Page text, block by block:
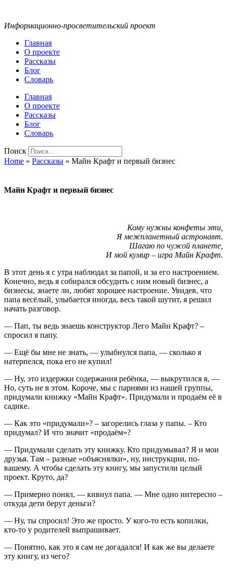
Информационно-просветительский проект
Главная
О проекте
Рассказы
Блог
Словарь
Главная
О проекте
Рассказы
Блог
Словарь
Поиск
Home » Рассказы » Майн Крафт и первый бизнес
Майн Крафт и первый бизнес
Кому нужны конфеты эти,
Я межпланетный астронавт.
Шагаю по чужой планете,
И мой кумир – игра Майн Крафт.
В этот день я с утра наблюдал за папой, и за его настроением.
Конечно, ведь я собирался обсудить с ним новый бизнес, а
бизнесы, знаете ли, любят хорошее настроение. Увидев, что
папа весёлый, улыбается иногда, весь такой шутит, я решил
начать разговор.
— Пап, ты ведь знаешь конструктор Лего Майн Крафт? –
спросил я папу.
— Ещё бы мне не знать, — улыбнулся папа, — сколько я
натерпелся, пока его не купил!
— Ну, это издержки содержания ребёнка, — выкрутился я, —
Но, суть не в этом. Короче, мы с парнями из нашей группы,
придумали книжку «Майн Крафт». Придумали и продаём её в
садике.
— Как это «придумали»? – загорелись глаза у папы. – Кто
придумал? И что значит «продаём»?
— Придумали сделать эту книжку. Кто придумывал? Я и мои
друзья. Там – разные «объяснялки», ну, инструкции, по-
вашему. А чтобы сделать эту книгу, мы запустили целый
проект. Круто, да?
— Примерно понял, — кивнул папа. — Мне одно интересно –
откуда дети берут деньги?
— Ну, ты спросил! Это же просто. У кого-то есть копилки,
кто-то у родителей выпрашивает.
— Понятно, как это я сам не догадался! И как же вы делаете
эту книгу, из чего?